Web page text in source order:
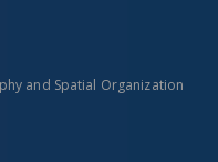
and Spatial Organization